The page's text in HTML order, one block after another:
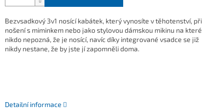
Bezvsadkový 3v1 nosící kabátek, který vynosíte v těhotenství, při
nošení s miminkem nebo jako stylovou dámskou mikinu na které
nikdo nepozná, že je nosící, navíc díky integrované vsadce se již
nikdy nestane, že by jste jí zapomněli doma.
Detailní informace